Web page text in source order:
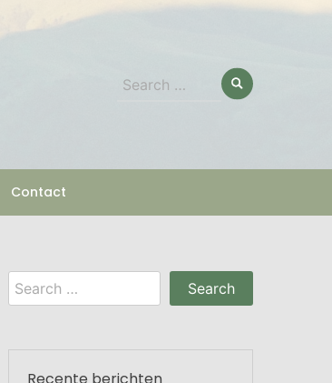
Search
Contact
Search
for: